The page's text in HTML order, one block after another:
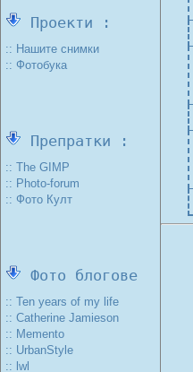
Проекти :
:: Нашите снимки
:: Фотобука
Препратки :
:: The GIMP
:: Photo-forum
:: Фото Култ
Фото блогове
:: Ten years of my life
:: Catherine Jamieson
:: Memento
:: UrbanStyle
:: lwl